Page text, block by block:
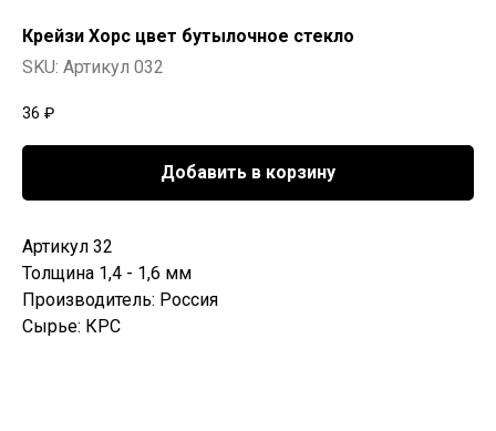
Крейзи Хорс цвет бутылочное стекло
SKU: Артикул 032
36 ₽
Добавить в корзину
Артикул 32
Толщина 1,4 - 1,6 мм
Производитель: Россия
Сырье: КРС